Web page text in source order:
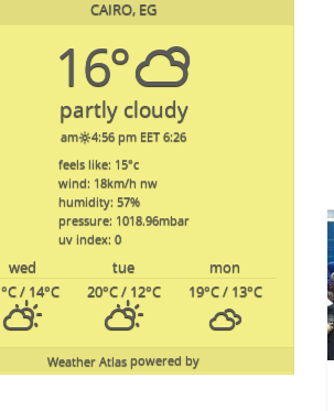
CAIRO, EG
16°
partly cloudy
6:26 am
4:56 pm EET
feels like: 15°c
wind: 18km/h nw
humidity: 57%
pressure: 1018.96mbar
uv index: 0
mon
tue
wed
19°C/ 13°C
20°C/ 12°C
°C/ 14°C
powered by
Weather Atlas